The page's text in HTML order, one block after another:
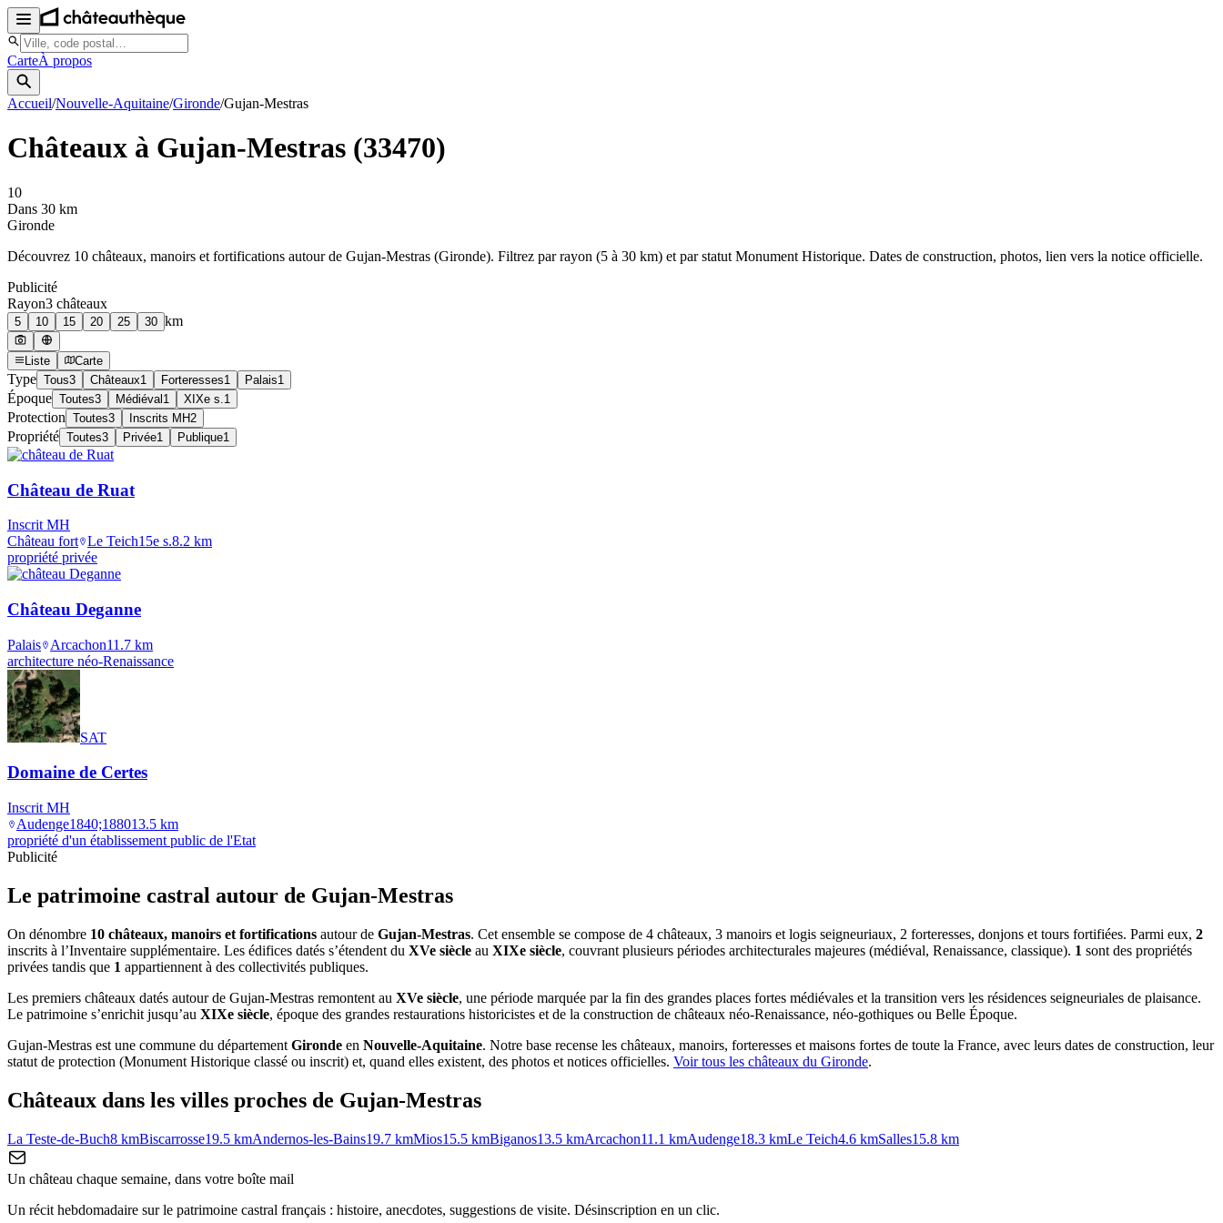
CarteÀ propos
Accueil/Nouvelle-Aquitaine/Gironde/Gujan-Mestras
Châteaux à Gujan-Mestras (33470)
10
Dans 30 km
Gironde
Découvrez 10 châteaux, manoirs et fortifications autour de Gujan-Mestras (Gironde). Filtrez par rayon (5 à 30 km) et par statut Monument Historique. Dates de construction, photos, lien vers la notice officielle.
Publicité
Rayon3 châteaux
5 10 15 20 25 30 km
Liste Carte
Type Tous3 Châteaux1 Forteresses1 Palais1
Époque Toutes3 Médiéval 1 XIXe s. 1
Protection Toutes3 Inscrits MH2
Propriété Toutes3 Privée1 Publique1
Château de Ruat
Inscrit MH
Château fort Le Teich15e s.8.2 km
propriété privée
Château Deganne
Palais Arcachon11.7 km
architecture néo-Renaissance
SAT
Domaine de Certes
Inscrit MH
Audenge1840;188013.5 km
propriété d'un établissement public de l'Etat
Publicité
Le patrimoine castral autour de Gujan-Mestras
On dénombre 10 châteaux, manoirs et fortifications autour de Gujan-Mestras. Cet ensemble se compose de 4 châteaux, 3 manoirs et logis seigneuriaux, 2 forteresses, donjons et tours fortifiées. Parmi eux, 2
inscrits à l’Inventaire supplémentaire. Les édifices datés s’étendent du XVe siècle au XIXe siècle, couvrant plusieurs périodes architecturales majeures (médiéval, Renaissance, classique). 1 sont des propriétés
privées tandis que 1 appartiennent à des collectivités publiques.
Les premiers châteaux datés autour de Gujan-Mestras remontent au XVe siècle, une période marquée par la fin des grandes places fortes médiévales et la transition vers les résidences seigneuriales de plaisance.
Le patrimoine s’enrichit jusqu’au XIXe siècle, époque des grandes restaurations historicistes et de la construction de châteaux néo-Renaissance, néo-gothiques ou Belle Époque.
Gujan-Mestras est une commune du département Gironde en Nouvelle-Aquitaine. Notre base recense les châteaux, manoirs, forteresses et maisons fortes de toute la France, avec leurs dates de construction, leur
statut de protection (Monument Historique classé ou inscrit) et, quand elles existent, des photos et notices officielles. Voir tous les châteaux du Gironde.
Châteaux dans les villes proches de Gujan-Mestras
La Teste-de-Buch8 kmBiscarrosse19.5 kmAndernos-les-Bains19.7 kmMios15.5 kmBiganos13.5 kmArcachon11.1 kmAudenge18.3 kmLe Teich4.6 kmSalles15.8 km
Un château chaque semaine, dans votre boîte mail
Un récit hebdomadaire sur le patrimoine castral français : histoire, anecdotes, suggestions de visite. Désinscription en un clic.